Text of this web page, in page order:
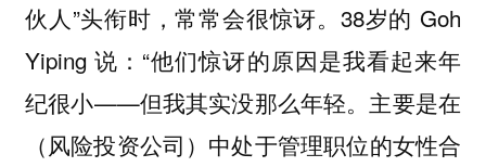
伙人”头衔时，常常会很惊讶。38岁的 Goh
Yiping 说：“他们惊讶的原因是我看起来年
纪很小——但我其实没那么年轻。主要是在
（风险投资公司）中处于管理职位的女性合